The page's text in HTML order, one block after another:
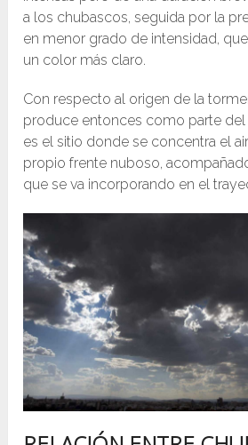
a los chubascos, seguida por la
en menor grado de intensidad,
un color más claro.
Con respecto al origen de la
produce entonces como parte del
es el sitio donde se concentra el
propio frente nuboso,
que se va incorporando en el